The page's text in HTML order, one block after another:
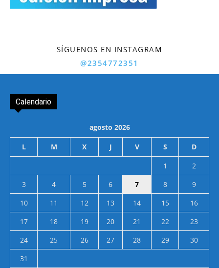
SÍGUENOS EN INSTAGRAM
@2354772351
Calendario
agosto 2026
L M X J V S D
1
2
3
4 5 6 7 8
9
10
11 12 13 14 15
16
17
18 19 20 21 22
23
24
25 26 27 28 29
30
31